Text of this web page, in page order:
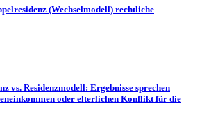
(Wechselmodell) rechtliche
vs. Residenzmodell: Ergebnisse sprechen
oder elterlichen Konflikt für die